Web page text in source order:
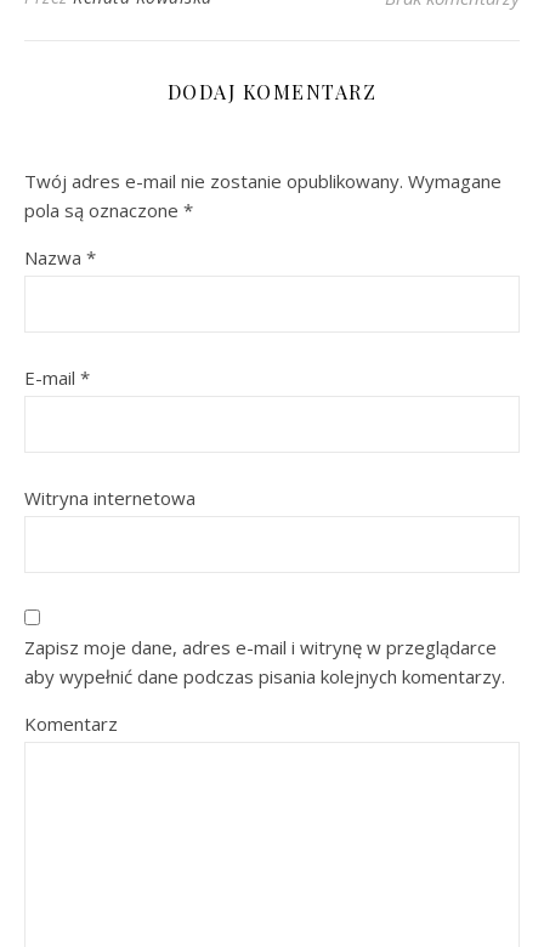
DODAJ KOMENTARZ
Twój adres e-mail nie zostanie opublikowany. Wymagane
pola są oznaczone *
Nazwa *
E-mail *
Witryna internetowa
Zapisz moje dane, adres e-mail i witrynę w przeglądarce
aby wypełnić dane podczas pisania kolejnych komentarzy.
Komentarz